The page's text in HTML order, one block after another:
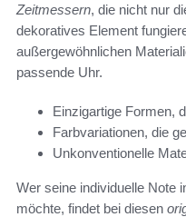
Zeitmessern, die nicht nur
dekoratives Element
außergewöhnlichen
passende Uhr.
Einzigartige Formen,
Farbvariationen, die
Unkonventionelle
Wer seine individuelle Note
möchte, findet bei diesen